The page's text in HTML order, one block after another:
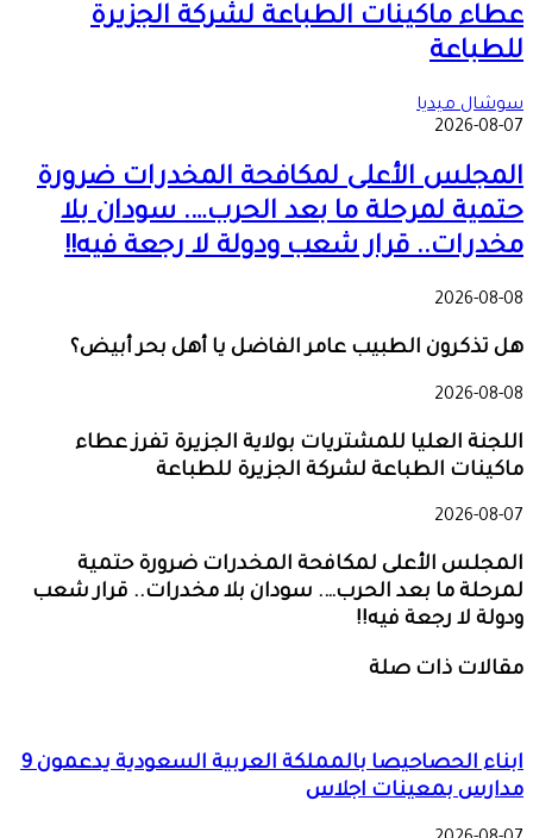
عطاء ماكينات الطباعة لشركة الجزيرة
للطباعة
سوشال ميديا
2026-08-07
المجلس الأعلى لمكافحة المخدرات ضرورة
حتمية لمرحلة ما بعد الحرب…. سودان بلا
مخدرات.. قرار شعب ودولة لا رجعة فيه!!
2026-08-08
هل تذكرون الطبيب عامر الفاضل يا أهل بحر أبيض؟
2026-08-08
اللجنة العليا للمشتريات بولاية الجزيرة تفرز عطاء
ماكينات الطباعة لشركة الجزيرة للطباعة
2026-08-07
المجلس الأعلى لمكافحة المخدرات ضرورة حتمية
لمرحلة ما بعد الحرب…. سودان بلا مخدرات.. قرار شعب
ودولة لا رجعة فيه!!
مقالات ذات صلة
ابناء الحصاحيصا بالمملكة العربية السعودية يدعمون 9
مدارس بمعينات اجلاس